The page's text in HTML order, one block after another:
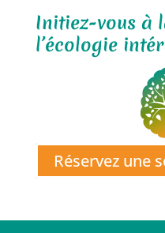
Initiez-vous à
l’écologie
Réservez une